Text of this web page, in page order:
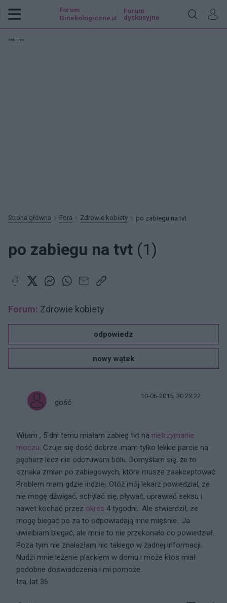
Forum
Ginekologiczne .pl
Forum
dyskusyjne
Reklama:
Strona główna Fora Zdrowie kobiety po zabiegu na tvt
po zabiegu na tvt (1)
Forum: Zdrowie kobiety
odpowiedz
nowy wątek
gość
10-06-2015, 20:23:22
Witam , 5 dni temu miałam zabieg tvt na nietrzymanie
moczu. Czuje się dość dobrze..mam tylko lekkie parcie na
pęcherz lecz nie odczuwam bólu. Domyślam się, że to
oznaka zmian po zabiegowych, które musze zaakceptować.
Problem mam gdzie indziej..Otóż mój lekarz powiedzial, ze
nie mogę dźwigać, schylać się, pływać, uprawiać seksu i
nawet kochać przez okres 4 tygodni.. Ale stwierdził, ze
mogę biegać po za to odpowiadają inne mięśnie.. Ja
uwielbiam biegać, ale mnie to nie przekonało co powiedział.
Poza tym nie znalazłam nic takiego w żadnej informacji.
Nudzi mnie leżenie plackiem w domu i może ktos miał
podobne doświadczenia i mi pomoże.
Iza, lat 36